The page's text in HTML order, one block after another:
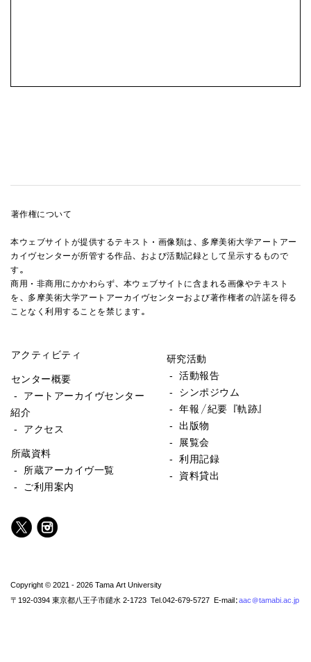
著作権について
本ウェブサイトが提供するテキスト・画像類は、多摩美術大学アートアー
カイヴセンターが所管する作品、および活動記録として呈示するもので
す。
商用・非商用にかかわらず、本ウェブサイトに含まれる画像やテキスト
を、多摩美術大学アートアーカイヴセンターおよび著作権者の許諾を得る
ことなく利用することを禁じます。
アクティビティ
センター概要
- アートアーカイヴセンター
紹介
- アクセス
所蔵資料
- 所蔵アーカイヴ一覧
- ご利用案内
研究活動
- 活動報告
- シンポジウム
- 年報／紀要『軌跡』
- 出版物
- 展覧会
- 利用記録
- 資料貸出
Copyright © 2021 - 2026 Tama Art University
〒192-0394 東京都八王子市鑓水 2-1723 Tel.042-679-5727 E-mail:aac@tamabi.ac.jp